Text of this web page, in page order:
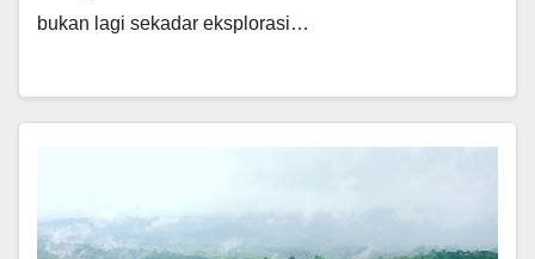
bukan lagi sekadar eksplorasi…